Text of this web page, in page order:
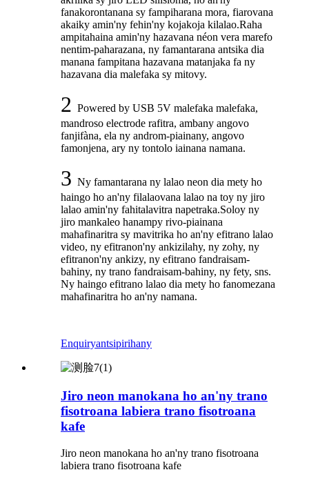
fanakorontanana sy fampiharana mora, fiarovana
akaiky amin'ny fehin'ny kojakoja kilalao.Raha
ampitahaina amin'ny hazavana néon vera marefo
nentim-paharazana, ny famantarana antsika dia
manana fampitana hazavana matanjaka fa ny
hazavana dia malefaka sy mitovy.
2 Powered by USB 5V malefaka malefaka,
mandroso electrode rafitra, ambany angovo
fanjifàna, ela ny androm-piainany, angovo
famonjena, ary ny tontolo iainana namana.
3 Ny famantarana ny lalao neon dia mety ho
haingo ho an'ny filalaovana lalao na toy ny jiro
lalao amin'ny fahitalavitra napetraka.Soloy ny
jiro mankaleo hanampy rivo-piainana
mahafinaritra sy mavitrika ho an'ny efitrano lalao
video, ny efitranon'ny ankizilahy, ny zohy, ny
efitranon'ny ankizy, ny efitrano fandraisam-
bahiny, ny trano fandraisam-bahiny, ny fety, sns.
Ny haingo efitrano lalao dia mety ho fanomezana
mahafinaritra ho an'ny namana.
Enquiryantsipirihany
Jiro neon manokana ho an'ny trano
fisotroana labiera trano fisotroana
kafe
Jiro neon manokana ho an'ny trano fisotroana
labiera trano fisotroana kafe